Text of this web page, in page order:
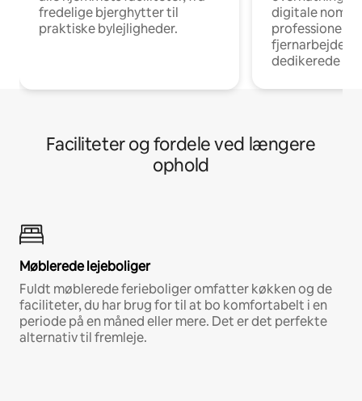
fredelige bjerghytter til
praktiske bylejligheder.
digitale
professionelle
fjernarbejde,
dedikerede
Faciliteter og fordele ved længere
ophold
Møblerede lejeboliger
Fuldt møblerede ferieboliger omfatter køkken og de
faciliteter, du har brug for til at bo komfortabelt i en
periode på en måned eller mere. Det er det perfekte
alternativ til fremleje.